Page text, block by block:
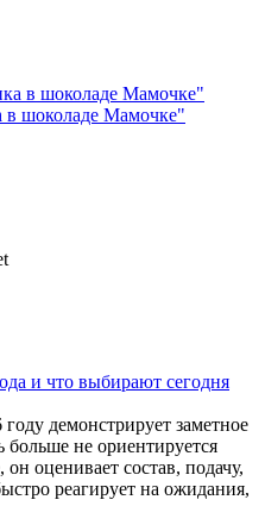
шоколаде Мамочке"
и что выбирают сегодня
демонстрирует заметное
больше не ориентируется
он оценивает состав, подачу,
реагирует на ожидания,